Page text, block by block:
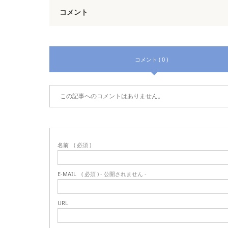
コメント
コメント ( 0 )
この記事へのコメントはありません。
名前 ( 必須 )
E-MAIL ( 必須 ) - 公開されません -
URL